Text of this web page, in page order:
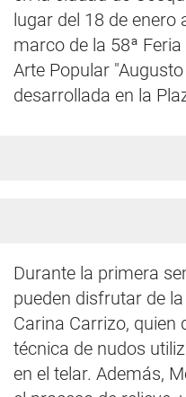
lugar del 18 de enero
marco de la 58ª
Arte Popular
desarrollada en la
Durante la primera
pueden disfrutar de
Carina Carrizo, quien
técnica de nudos
en el telar. Además,